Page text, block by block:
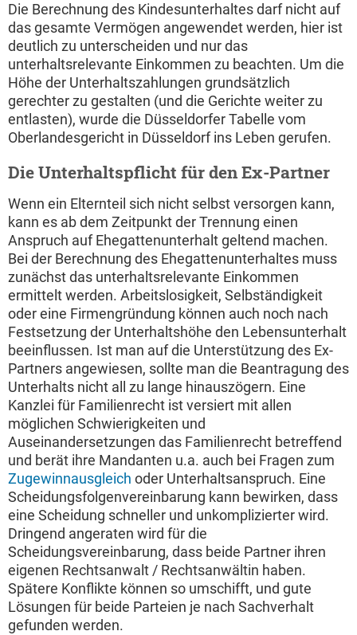
Die Berechnung des Kindesunterhaltes darf nicht auf
das gesamte Vermögen angewendet werden, hier ist
deutlich zu unterscheiden und nur das
unterhaltsrelevante Einkommen zu beachten. Um die
Höhe der Unterhaltszahlungen grundsätzlich
gerechter zu gestalten (und die Gerichte weiter zu
entlasten), wurde die Düsseldorfer Tabelle vom
Oberlandesgericht in Düsseldorf ins Leben gerufen.
Die Unterhaltspflicht für den Ex-Partner
Wenn ein Elternteil sich nicht selbst versorgen kann,
kann es ab dem Zeitpunkt der Trennung einen
Anspruch auf Ehegattenunterhalt geltend machen.
Bei der Berechnung des Ehegattenunterhaltes muss
zunächst das unterhaltsrelevante Einkommen
ermittelt werden. Arbeitslosigkeit, Selbständigkeit
oder eine Firmengründung können auch noch nach
Festsetzung der Unterhaltshöhe den Lebensunterhalt
beeinflussen. Ist man auf die Unterstützung des Ex-
Partners angewiesen, sollte man die Beantragung des
Unterhalts nicht all zu lange hinauszögern. Eine
Kanzlei für Familienrecht ist versiert mit allen
möglichen Schwierigkeiten und
Auseinandersetzungen das Familienrecht betreffend
und berät ihre Mandanten u.a. auch bei Fragen zum
Zugewinnausgleich oder Unterhaltsanspruch. Eine
Scheidungsfolgenvereinbarung kann bewirken, dass
eine Scheidung schneller und unkomplizierter wird.
Dringend angeraten wird für die
Scheidungsvereinbarung, dass beide Partner ihren
eigenen Rechtsanwalt / Rechtsanwältin haben.
Spätere Konflikte können so umschifft, und gute
Lösungen für beide Parteien je nach Sachverhalt
gefunden werden.